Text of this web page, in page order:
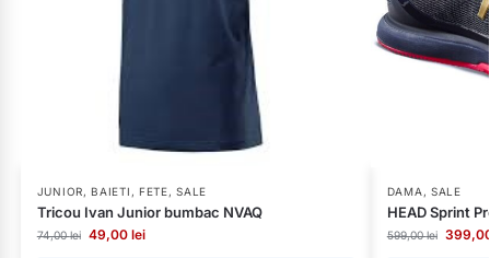
JUNIOR,BAIETI , FETE,SALE
Tricou Ivan Junior bumbac NVAQ
74,00lei 49,00 lei
DAMA , SALE
HEAD Sprint
599,00lei